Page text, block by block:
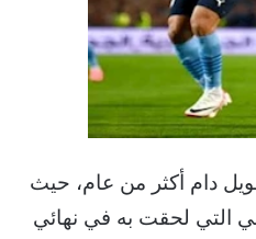
دام أكثر من عام، حيث
الصليبي التي لحقت به في نهائي